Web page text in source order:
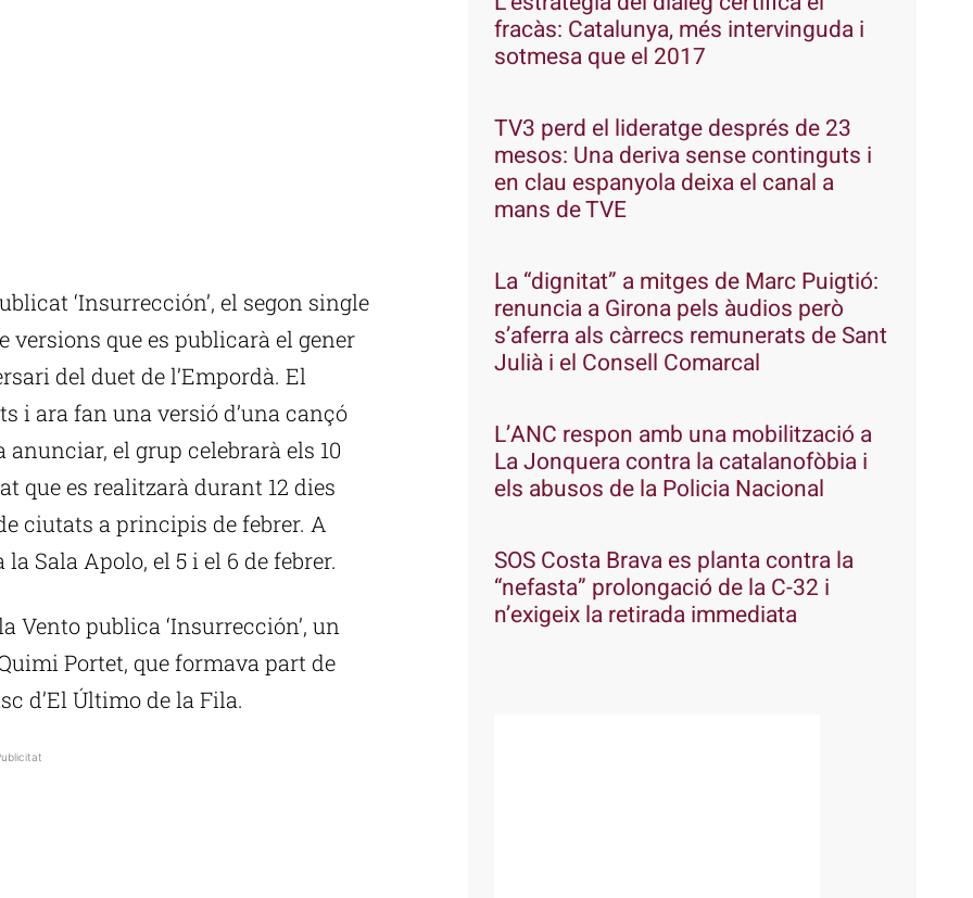
‘Insurrección’, el segon single
versions que es publicarà el gener
del duet de l’Empordà. El
i ara fan una versió d’una cançó
anunciar, el grup celebrarà els 10
que es realitzarà durant 12 dies
ciutats a principis de febrer. A
Sala Apolo, el 5 i el 6 de febrer.
Vento publica ‘Insurrección’, un
Portet, que formava part de
d’El Último de la Fila.
fracàs: Catalunya, més intervinguda i
sotmesa que el 2017
TV3 perd el lideratge després de 23
mesos: Una deriva sense continguts i
en clau espanyola deixa el canal a
mans de TVE
La “dignitat” a mitges de Marc Puigtió:
renuncia a Girona pels àudios però
s’aferra als càrrecs remunerats de Sant
Julià i el Consell Comarcal
L’ANC respon amb una mobilització a
La Jonquera contra la catalanofòbia i
els abusos de la Policia Nacional
SOS Costa Brava es planta contra la
“nefasta” prolongació de la C-32 i
n’exigeix la retirada immediata